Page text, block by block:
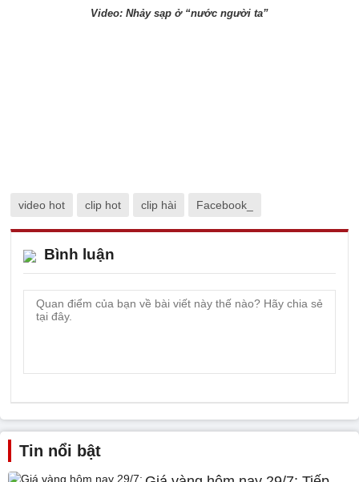
Video: Nhảy sạp ở “nước người ta”
video hot clip hot clip hài Facebook_
Bình luận
Tin nổi bật